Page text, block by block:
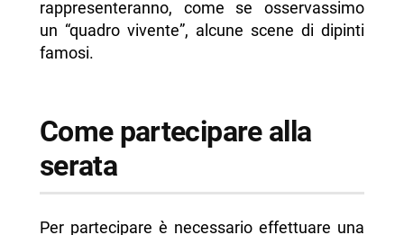
rappresenteranno, come se osservassimo
un “quadro vivente”, alcune scene di dipinti
famosi.
Come partecipare alla
serata
Per partecipare è necessario effettuare una